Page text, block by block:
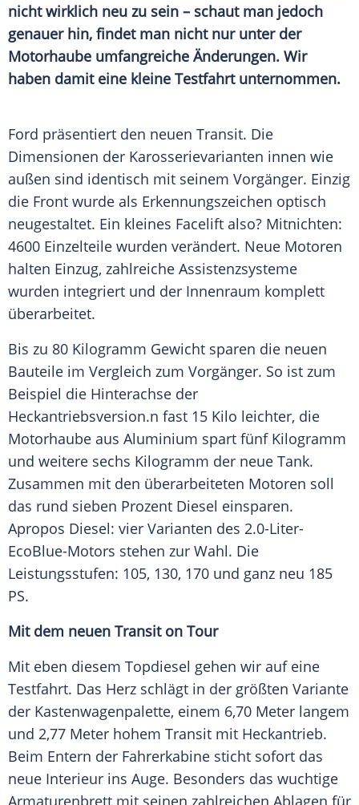
nicht wirklich neu zu sein – schaut man jedoch
genauer hin, findet man nicht nur unter der
Motorhaube umfangreiche Änderungen. Wir
haben damit eine kleine Testfahrt unternommen.
Ford präsentiert den neuen Transit. Die
Dimensionen der Karosserievarianten innen wie
außen sind identisch mit seinem Vorgänger. Einzig
die Front wurde als Erkennungszeichen optisch
neugestaltet. Ein kleines Facelift also? Mitnichten:
4600 Einzelteile wurden verändert. Neue Motoren
halten Einzug, zahlreiche Assistenzsysteme
wurden integriert und der Innenraum komplett
überarbeitet.
Bis zu 80 Kilogramm Gewicht sparen die neuen
Bauteile im Vergleich zum Vorgänger. So ist zum
Beispiel die Hinterachse der
Heckantriebsversion.n fast 15 Kilo leichter, die
Motorhaube aus Aluminium spart fünf Kilogramm
und weitere sechs Kilogramm der neue Tank.
Zusammen mit den überarbeiteten Motoren soll
das rund sieben Prozent Diesel einsparen.
Apropos Diesel: vier Varianten des 2.0-Liter-
EcoBlue-Motors stehen zur Wahl. Die
Leistungsstufen: 105, 130, 170 und ganz neu 185
PS.
Mit dem neuen Transiton Tour
Mit eben diesem Topdiesel gehen wir auf eine
Testfahrt. Das Herz schlägt in der größten Variante
der Kastenwagenpalette, einem 6,70 Meter langem
und 2,77 Meter hohem Transit mit Heckantrieb.
Beim Entern der Fahrerkabine sticht sofort das
neue Interieur ins Auge. Besonders das wuchtige